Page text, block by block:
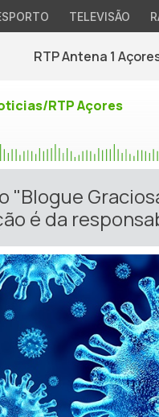
TELEVISÃO
RTP Antena 1
RTP Açores
é da